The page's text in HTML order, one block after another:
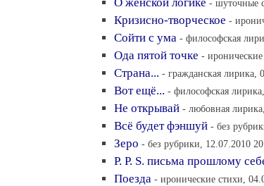
- шуточные
Кризисно-творческое -
Сойти с ума - философская
Ода пятой точке -
Страна... - гражданская лирика,
Вот ещё... - философская
Не открывай - любовная
Всё будет фэншуй - без
Зеро - без рубрики, 12.07.2010
P. P. S. письма прошлому
Поезда - иронические стихи,